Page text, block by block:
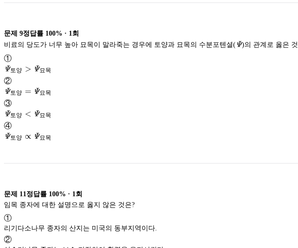
문제 9정답률 100% · 1 회
비료의 당도가 너무 높아 묘목이 말라죽는 경우에 토양과 묘목의 수분포텐셜( \mathit{\Psi}
Ψ
①
\mathit{\Psi}
Ψ
_{토
양}
>
\mathit{\Psi}
Ψ
_{묘
Ψ토양 > Ψ묘목
②
\mathit{\Psi}
Ψ
_{토
양}
=
목}
Ψ토양 = Ψ묘목
③
\mathit{\Psi}
Ψ
_{토
\mathit{\Psi}
목}
Ψ토양 < Ψ묘목
④
\mathit{\Psi}
\mathit{\Psi}
Ψ
_{묘
목}
Ψ토양 ∝ Ψ묘목
문제 11 정답률 100% · 1 회
①
리기다소나무 종자의 산지는 미국의 동부지역이다.
②